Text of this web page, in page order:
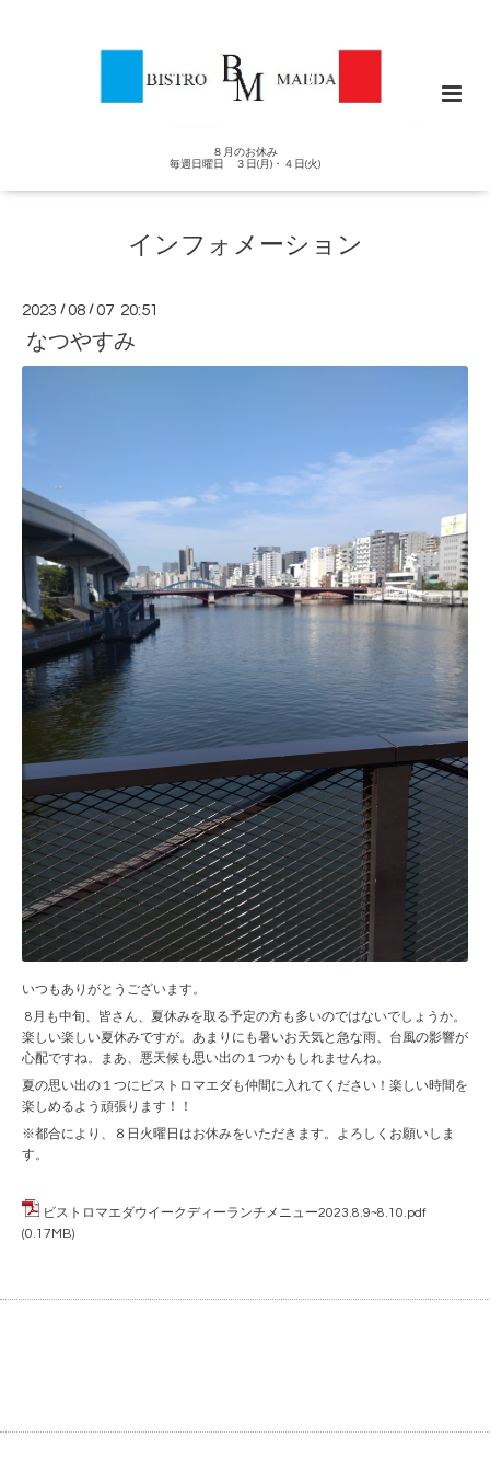
８月のお休み
毎週日曜日 ３日(月)・４日(火)
インフォメーション
2023 /08 /07 20:51
なつやすみ
いつもありがとうございます。
8月も中旬、皆さん、夏休みを取る予定の方も多いのではないでしょうか。
楽しい楽しい夏休みですが。あまりにも暑いお天気と急な雨、台風の影響が
心配ですね。まあ、悪天候も思い出の１つかもしれませんね。
夏の思い出の１つにビストロマエダも仲間に入れてください！楽しい時間を
楽しめるよう頑張ります！！
※都合により、８日火曜日はお休みをいただきます。よろしくお願いしま
す。
ビストロマエダウイークディーランチメニュー2023.8.9~8.10.pdf
(0.17MB)